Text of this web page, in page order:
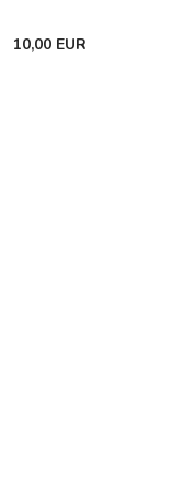
10,00 EUR